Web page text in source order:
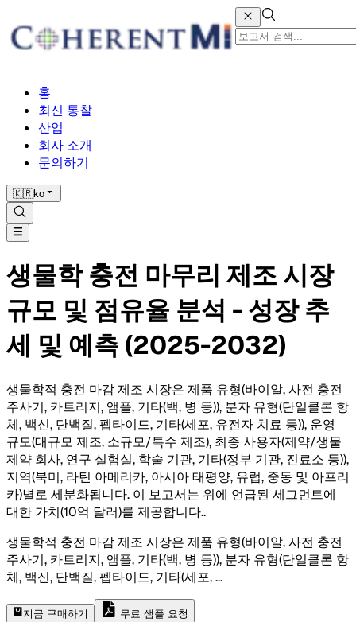
홈
최신 통찰
산업
회사 소개
문의하기
🇰🇷ko
생물학 충전 마무리 제조 시장
규모 및 점유율 분석 - 성장 추
세 및 예측 (2025-2032)
생물학적 충전 마감 제조 시장은 제품 유형(바이알, 사전 충전
주사기, 카트리지, 앰플, 기타(백, 병 등)), 분자 유형(단일클론 항
체, 백신, 단백질, 펩타이드, 기타(세포, 유전자 치료 등)), 운영
규모(대규모 제조, 소규모/특수 제조), 최종 사용자(제약/생물
제약 회사, 연구 실험실, 학술 기관, 기타(정부 기관, 진료소 등)),
지역(북미, 라틴 아메리카, 아시아 태평양, 유럽, 중동 및 아프리
카)별로 세분화됩니다. 이 보고서는 위에 언급된 세그먼트에
대한 가치(10억 달러)를 제공합니다..
생물학적 충전 마감 제조 시장은 제품 유형(바이알, 사전 충전
주사기, 카트리지, 앰플, 기타(백, 병 등)), 분자 유형(단일클론 항
체, 백신, 단백질, 펩타이드, 기타(세포,...
지금 구매하기 무료 샘플 요청